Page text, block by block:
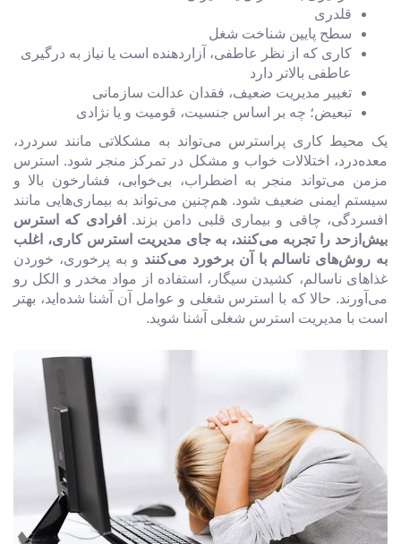
قلدری
سطح پایین شناخت شغل
کاری که از نظر عاطفی، آزاردهنده است یا نیاز به درگیری
عاطفی بالاتر دارد
تغییر مدیریت ضعیف، فقدان عدالت سازمانی
تبعیض؛ چه بر اساس جنسیت، قومیت و یا نژادی
یک محیط کاری پراسترس می‌تواند به مشکلاتی مانند سردرد،
معده‌درد، اختلالات خواب و مشکل در تمرکز منجر شود. استرس
مزمن می‌تواند منجر به اضطراب، بی‌خوابی، فشارخون بالا و
سیستم ایمنی ضعیف شود. هم‌چنین می‌تواند به بیماری‌هایی مانند
افسردگی، چاقی و بیماری قلبی دامن بزند. افرادی که استرس
بیش‌ازحد را تجربه می‌کنند، به جای مدیریت استرس کاری، اغلب
به روش‌های ناسالم با آن برخورد می‌کنند و به پرخوری، خوردن
غذاهای ناسالم، کشیدن سیگار، استفاده از مواد مخدر و الکل رو
می‌آورند. حالا که با استرس شغلی و عوامل آن آشنا شده‌اید، بهتر
است با مدیریت استرس شغلی آشنا شوید.